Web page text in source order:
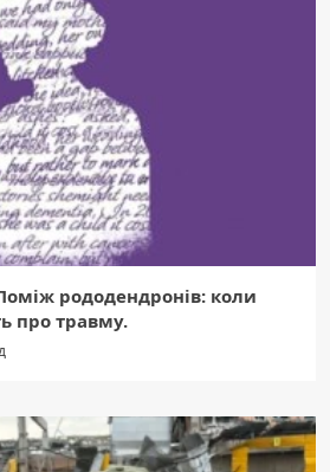
рододендронів: коли
про травму.